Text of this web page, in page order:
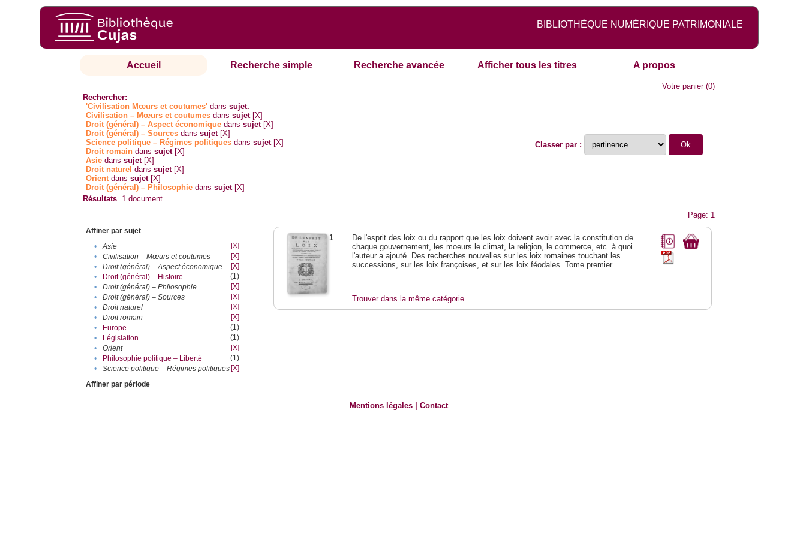
BIBLIOTHÈQUE NUMÉRIQUE PATRIMONIALE
Accueil Recherche simple Recherche avancée Afficher tous les titres A propos
Votre panier(0)
Rechercher:
'Civilisation Mœurs et coutumes' danssujet.
Civilisation – Mœurs et coutumes danssujet [X]
Droit (général) – Aspect économique danssujet [X]
Droit (général) – Sources danssujet [X]
Science politique – Régimes politiques danssujet [X]
Droit romain danssujet [X]
Asie danssujet [X]
Droit naturel danssujet [X]
Orientdanssujet [X]
Droit (général) – Philosophie danssujet [X]
Classer par :
Résultats 1 document
Page: 1
Affiner par sujet
•
Asie
[X]
•
Civilisation – Mœurs et coutumes
[X]
•
Droit (général) – Aspect économique
[X]
•
Droit (général) – Histoire
(1)
•
Droit (général) – Philosophie
[X]
•
Droit (général) – Sources
[X]
•
Droit naturel
[X]
•
Droit romain
[X]
•
Europe
(1)
•
Législation
(1)
•
Orient
[X]
•
Philosophie politique – Liberté
(1)
•
Science politique – Régimes politiques [X]
Affiner par période
1
De l'esprit des loix ou du rapport que les loix doivent avoir avec la constitution de
chaque gouvernement, les moeurs le climat, la religion, le commerce, etc. à quoi
l'auteur a ajouté. Des recherches nouvelles sur les loix romaines touchant les
successions, sur les loix françoises, et sur les loix féodales. Tome premier
Trouver dans la même catégorie
Mentions légales |Contact